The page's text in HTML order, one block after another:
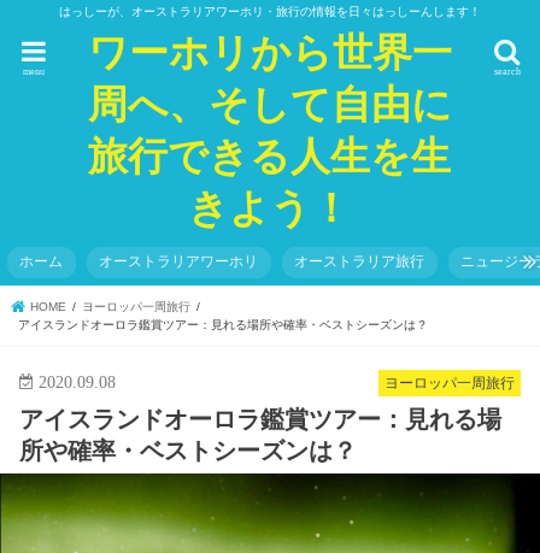
はっしーが、オーストラリアワーホリ・旅行の情報を日々はっしーんします！
ワーホリから世界一
周へ、そして自由に
旅行できる人生を生
きよう！
search
menu
ホーム オーストラリアワーホリ オーストラリア旅行 ニュージー
HOME
ヨーロッパ一周旅行
アイスランドオーロラ鑑賞ツアー：見れる場所や確率・ベストシーズンは？
ヨーロッパ一周旅行
2020.09.08
アイスランドオーロラ鑑賞ツアー：見れる場
所や確率・ベストシーズンは？